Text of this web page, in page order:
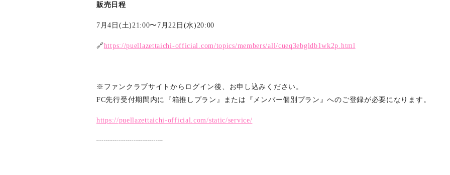
販売日程
7月4日(土)21:00〜7月22日(水)20:00
🔗https://puellazettaichi-official.com/topics/members/all/cueq3ebgldb1wk2p.html
※ファンクラブサイトからログイン後、お申し込みください。
FC先行受付期間内に『箱推しプラン』または『メンバー個別プラン』へのご登録が必要になります。
https://puellazettaichi-official.com/static/service/
┈┈┈┈┈┈┈┈┈